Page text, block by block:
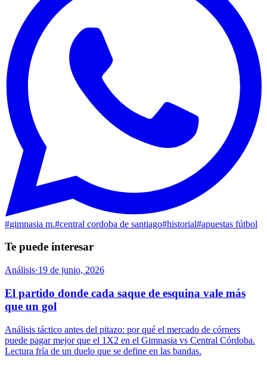
#gimnasia m.#central cordoba de santiago#historial#apuestas fútbol
Te puede interesar
Análisis·19 de junio, 2026
El partido donde cada saque de esquina vale más
que un gol
Análisis táctico antes del pitazo: por qué el mercado de córners
puede pagar mejor que el 1X2 en el Gimnasia vs Central Córdoba.
Lectura fría de un duelo que se define en las bandas.